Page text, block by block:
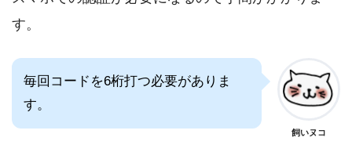
す。
毎回コードを6桁打つ必要がありま
す。
飼いヌコ